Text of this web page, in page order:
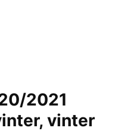
2021
vinter